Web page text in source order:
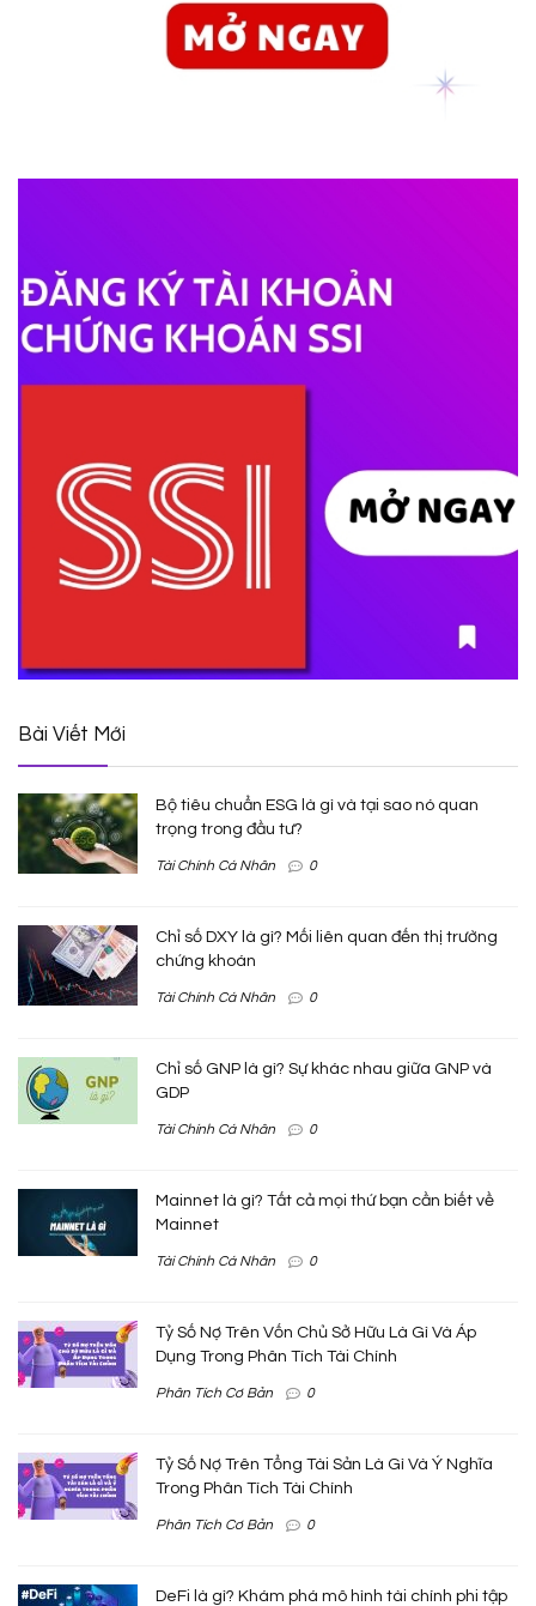
Bài Viết Mới
Bộ tiêu chuẩn ESG là gì và tại sao nó quan
trọng trong đầu tư?
Tài Chính Cá Nhân 0
Chỉ số DXY là gì? Mối liên quan đến thị trường
chứng khoán
Tài Chính Cá Nhân 0
Chỉ số GNP là gì? Sự khác nhau giữa GNP và
GDP
Tài Chính Cá Nhân 0
Mainnet là gì? Tất cả mọi thứ bạn cần biết về
Mainnet
Tài Chính Cá Nhân 0
Tỷ Số Nợ Trên Vốn Chủ Sở Hữu Là Gì Và Áp
Dụng Trong Phân Tích Tài Chính
Phân Tích Cơ Bản 0
Tỷ Số Nợ Trên Tổng Tài Sản Là Gì Và Ý Nghĩa
Trong Phân Tích Tài Chính
Phân Tích Cơ Bản 0
DeFi là gì? Khám phá mô hình tài chính phi tập